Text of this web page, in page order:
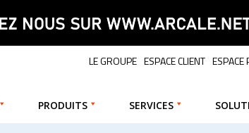
LE GROUPE ESPACE CLIENT ESPACE
PRODUITS SERVICES